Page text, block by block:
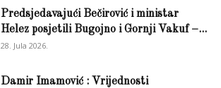
Predsjedavajući Bečirović i ministar
Helez posjetili Bugojno i Gornji Vakuf –...
28. Jula 2026.
Damir Imamović : Vrijednosti